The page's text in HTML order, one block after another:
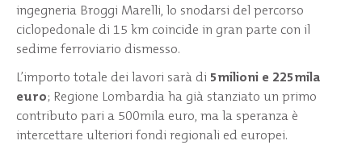
ingegneria Broggi Marelli, lo snodarsi del percorso
ciclopedonale di 15 km coincide in gran parte con il
sedime ferroviario dismesso.
L’importo totale dei lavori sarà di 5milioni e 225mila
euro; Regione Lombardia ha già stanziato un primo
contributo pari a 500mila euro, ma la speranza è
intercettare ulteriori fondi regionali ed europei.